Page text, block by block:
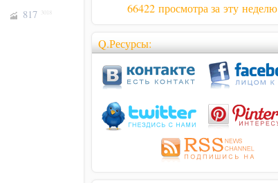
817 3018 66422 просмотра за эту неделю
Q.Ресурсы: